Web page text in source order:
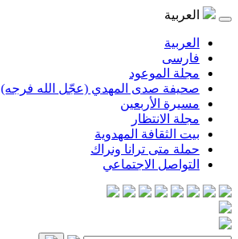
العربية
العربية
فارسی
مجلة الموعود
صحيفة صدى المهدي (عجّل الله فرجه)
مسيرة الأربعين
مجلة الانتظار
بيت الثقافة المهدوية
حملة متى ترانا ونراك
التواصل الاجتماعي